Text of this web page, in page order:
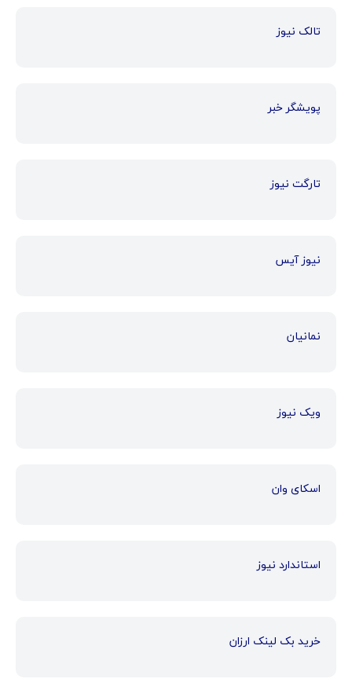
تالک نیوز
پویشگر خبر
تارگت نیوز
نیوز آیس
نمانیان
ویک نیوز
اسکای وان
استاندارد نیوز
خرید بک لینک ارزان